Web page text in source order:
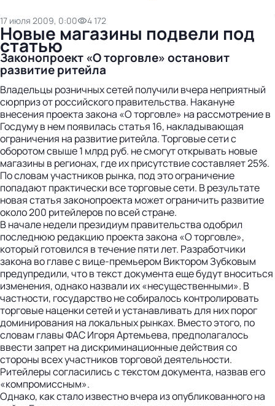
17 июля 2009, 0:00 4 172
Новые магазины подвели под
статью
Законопроект «О торговле» остановит
развитие ритейла
Владельцы розничных сетей получили вчера неприятный
сюрприз от российского правительства. Накануне
внесения проекта закона «О торговле» на рассмотрение в
Госдуму в нем появилась статья 16, накладывающая
ограничения на развитие ритейла. Торговые сети с
оборотом свыше 1 млрд руб. не смогут открывать новые
магазины в регионах, где их присутствие составляет 25%.
По словам участников рынка, под это ограничение
попадают практически все торговые сети. В результате
новая статья законопроекта может ограничить развитие
около 200 ритейлеров по всей стране.
В начале недели президиум правительства одобрил
последнюю редакцию проекта закона «О торговле»,
который готовился в течение пяти лет. Разработчики
закона во главе с вице-премьером Виктором Зубковым
предупредили, что в текст документа еще будут вноситься
изменения, однако назвали их «несущественными». В
частности, государство не собиралось контролировать
торговые наценки сетей и устанавливать для них порог
доминирования на локальных рынках. Вместо этого, по
словам главы ФАС Игоря Артемьева, предполагалось
ввести запрет на дискриминационные действия со
стороны всех участников торговой деятельности.
Ритейлеры согласились с текстом документа, назвав его
«компромиссным».
Однако, как стало известно вчера из опубликованного на